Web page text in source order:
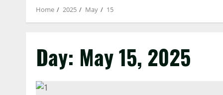
Home 2025 May 15
Day: May 15, 2025